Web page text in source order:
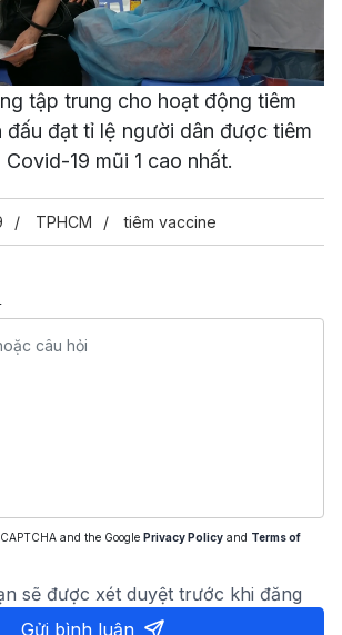
Video
tập trung cho hoạt động tiêm
đấu đạt tỉ lệ người dân được tiêm
Covid-19 mũi 1 cao nhất.
TPHCM tiêm vaccine
and the Google Privacy Policy and Terms of
sẽ được xét duyệt trước khi đăng
Gửi bình luận